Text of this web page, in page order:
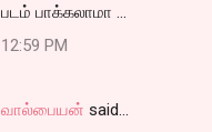
படம் பாக்கலாமா ...
12:59 PM
வால்பையன் said…